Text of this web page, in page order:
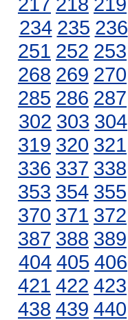
234 235 236
251 252 253
268 269 270
285 286 287
302 303 304
319 320 321
336 337 338
353 354 355
370 371 372
387 388 389
404 405 406
421 422 423
438 439 440